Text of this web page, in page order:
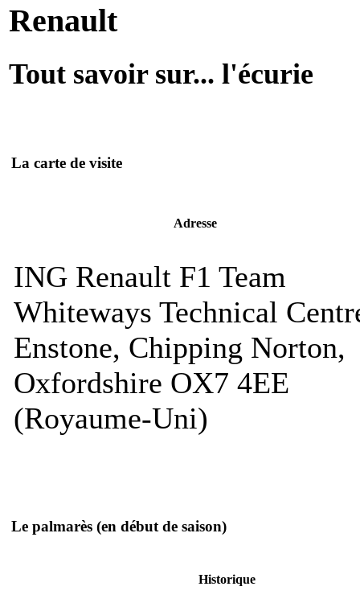
Renault
Tout savoir sur... l'écurie
La carte de visite
Adresse
ING Renault F1 Team
Whiteways Technical
Enstone, Chipping Norton,
Oxfordshire OX7 4EE
(Royaume-Uni)
Le palmarès (en début de saison)
Historique